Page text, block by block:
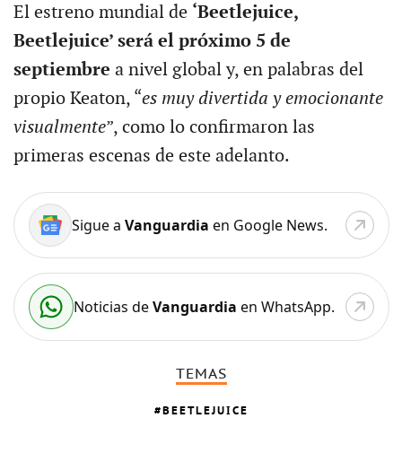
El estreno mundial de ‘Beetlejuice,
Beetlejuice’ será el próximo 5 de
septiembre a nivel global y, en palabras del
propio Keaton, “es muy divertida y emocionante
visualmente”, como lo confirmaron las
primeras escenas de este adelanto.
Sigue a Vanguardia en Google News.
Noticias deVanguardia en WhatsApp.
TEMAS
BEETLEJUICE